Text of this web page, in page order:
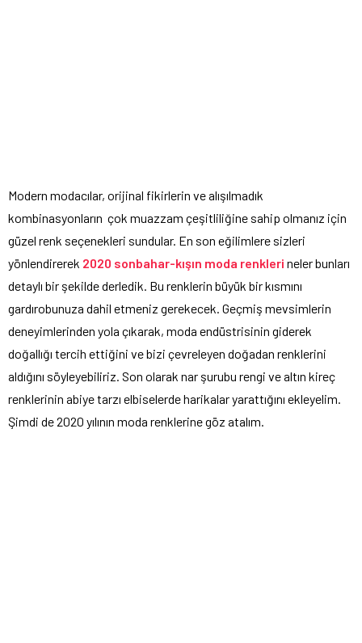
Modern modacılar, orijinal fikirlerin ve alışılmadık
kombinasyonların çok muazzam çeşitliliğine sahip olmanız için
güzel renk seçenekleri sundular. En son eğilimlere sizleri
yönlendirerek 2020 sonbahar-kışın moda renkleri neler bunları
detaylı bir şekilde derledik. Bu renklerin büyük bir kısmını
gardırobunuza dahil etmeniz gerekecek. Geçmiş mevsimlerin
deneyimlerinden yola çıkarak, moda endüstrisinin giderek
doğallığı tercih ettiğini ve bizi çevreleyen doğadan renklerini
aldığını söyleyebiliriz. Son olarak nar şurubu rengi ve altın kireç
renklerinin abiye tarzı elbiselerde harikalar yarattığını ekleyelim.
Şimdi de 2020 yılının moda renklerine göz atalım.